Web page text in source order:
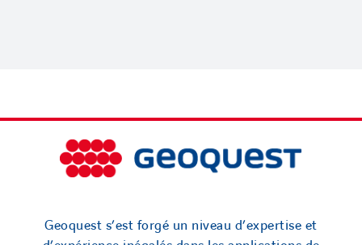
Geoquest s’est forgé un niveau d’expertise et